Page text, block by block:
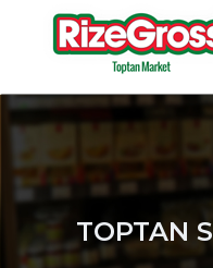
TOPTAN